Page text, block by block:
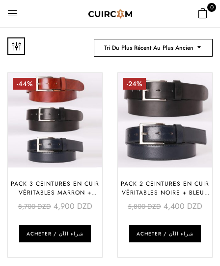
0
Tri Du Plus Récent Au Plus Ancien
-44%
PACK 3 CEINTURES EN CUIR
VÉRITABLES MARRON +
NOIRE + BLEU (PURE)
8,700DZD 4,900 DZD
ACHETER / شراء الآن
-24%
PACK 2 CEINTURES EN CUIR
VÉRITABLES NOIRE + BLEUE
(MAT + TEXTURÉE)
5,800DZD 4,400 DZD
ACHETER / شراء الآن